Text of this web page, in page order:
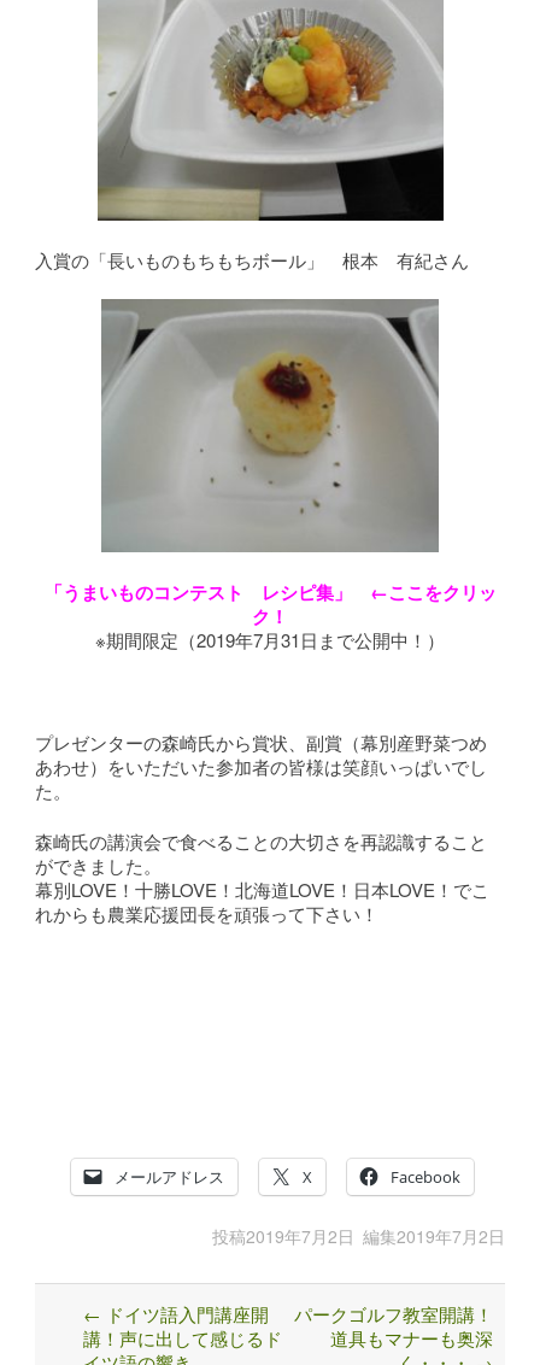
入賞の「長いものもちもちボール」 根本 有紀さん
「うまいものコンテスト レシピ集」
←ここをクリッ
ク！
※期間限定（2019年7月31日まで公開中！）
プレゼンターの森崎氏から賞状、副賞（幕別産野菜つめ
あわせ）をいただいた参加者の皆様は笑顔いっぱいでし
た。
森崎氏の講演会で食べることの大切さを再認識すること
ができました。
幕別LOVE！十勝LOVE！北海道LOVE！日本LOVE！でこ
れからも農業応援団長を頑張って下さい！
メールアドレス X Facebook
投稿2019年7月2日 編集2019年7月2日
Post
navigation
← ドイツ語入門講座開
講！声に出して感じるド
パークゴルフ教室開講！
道具もマナーも奥深